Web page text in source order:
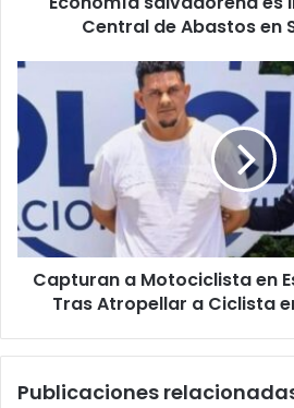
Central de Abastos en
Capturan
a
Motociclista
en
Estado
de
Ebriedad
Tras
Atropellar
Ciclista
Capturan a Motociclista en
Tras Atropellar a Ciclista
Publicaciones